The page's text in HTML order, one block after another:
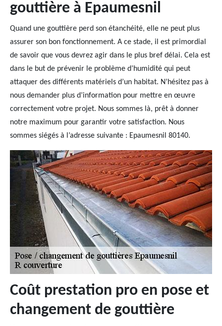
gouttière à Epaumesnil
Quand une gouttière perd son étanchéité, elle ne peut plus
assurer son bon fonctionnement. A ce stade, il est primordial
de savoir que vous devrez agir dans le plus bref délai. Cela est
dans le but de prévenir le problème d’humidité qui peut
attaquer des différents matériels d’un habitat. N’hésitez pas à
nous demander plus d’information pour mettre en œuvre
correctement votre projet. Nous sommes là, prêt à donner
notre maximum pour garantir votre satisfaction. Nous
sommes siégés à l’adresse suivante : Epaumesnil 80140.
Coût prestation pro en pose et
changement de gouttière